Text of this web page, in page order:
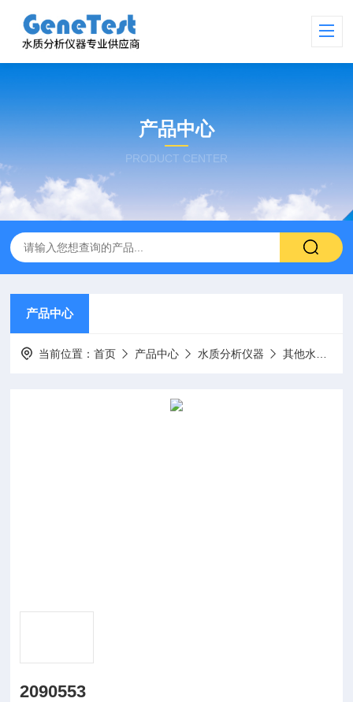
产品中心
PRODUCT CENTER
产品中心
当前位置：首页 产品中心 水质分析仪器 其他水质分析仪及配件
2090553